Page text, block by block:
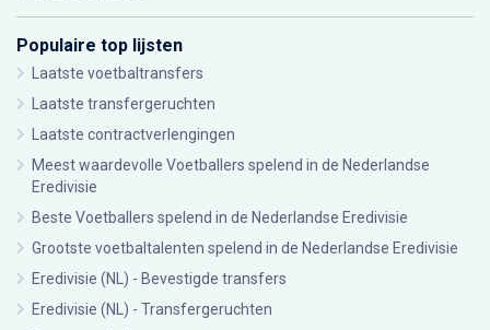
Populaire top lijsten
Laatste voetbaltransfers
Laatste transfergeruchten
Laatste contractverlengingen
Meest waardevolle Voetballers spelend in de Nederlandse
Eredivisie
Beste Voetballers spelend in de Nederlandse Eredivisie
Grootste voetbaltalenten spelend in de Nederlandse Eredivisie
Eredivisie (NL) - Bevestigde transfers
Eredivisie (NL) - Transfergeruchten